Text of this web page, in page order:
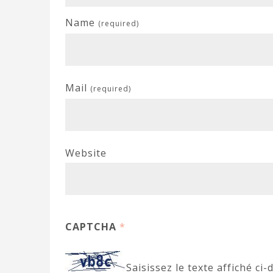
Name (required)
Mail (required)
Website
CAPTCHA *
Saisissez le texte affiché ci-